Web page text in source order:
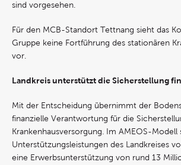
sind vorgesehen.
Für den MCB-Standort Tettnang sieht das
Gruppe keine Fortführung des stationären
vor.
Landkreis unterstützt die Sicherstellung
Mit der Entscheidung übernimmt der
finanzielle Verantwortung für die
Krankenhausversorgung. Im AMEOS-Modell
Unterstützungsleistungen des Landkreises
eine Erwerbsunterstützung von rund 13